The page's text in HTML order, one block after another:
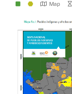
Map